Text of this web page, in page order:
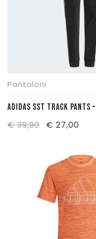
Pantaloni
ADIDAS SST TRACK PANTS
€39,90
Il
originale
era:
€ 39,90.
€ 27,00
è:
€